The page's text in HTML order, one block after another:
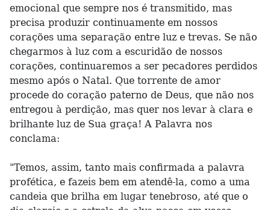
emocional que sempre nos é transmitido, mas
precisa produzir continuamente em nossos
corações uma separação entre luz e trevas. Se não
chegarmos à luz com a escuridão de nossos
corações, continuaremos a ser pecadores perdidos
mesmo após o Natal. Que torrente de amor
procede do coração paterno de Deus, que não nos
entregou à perdição, mas quer nos levar à clara e
brilhante luz de Sua graça! A Palavra nos
conclama:
"Temos, assim, tanto mais confirmada a palavra
profética, e fazeis bem em atendê-la, como a uma
candeia que brilha em lugar tenebroso, até que o